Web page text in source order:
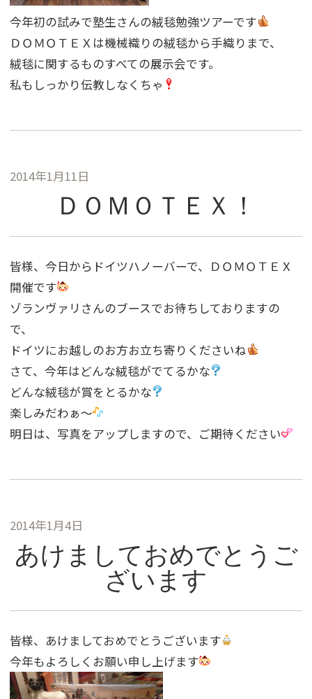
今年初の試みで塾生さんの絨毯勉強ツアーです
ＤＯＭＯＴＥＸは機械織りの絨毯から手織りまで、
絨毯に関するものすべての展示会です。
私もしっかり伝教しなくちゃ
2014年1月11日
ＤＯＭＯＴＥＸ！
皆様、今日からドイツハノーバーで、ＤＯＭＯＴＥＸ
開催です
ゾランヴァリさんのブースでお待ちしておりますの
で、
ドイツにお越しのお方お立ち寄りくださいね
さて、今年はどんな絨毯がでてるかな
どんな絨毯が賞をとるかな
楽しみだわぁ〜
明日は、写真をアップしますので、ご期待ください
2014年1月4日
あけましておめでとうご
ざいます
皆様、あけましておめでとうございます
今年もよろしくお願い申し上げます